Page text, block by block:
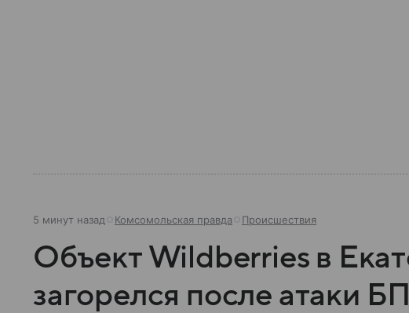
5 минут назад Комсомольская правда Происшествия
Объект Wildberries в
загорелся после атаки